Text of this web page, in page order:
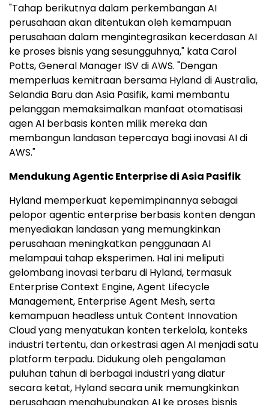
"Tahap berikutnya dalam perkembangan AI
perusahaan akan ditentukan oleh kemampuan
perusahaan dalam mengintegrasikan kecerdasan AI
ke proses bisnis yang sesungguhnya," kata Carol
Potts, General Manager ISV di AWS. "Dengan
memperluas kemitraan bersama Hyland di Australia,
Selandia Baru dan Asia Pasifik, kami membantu
pelanggan memaksimalkan manfaat otomatisasi
agen AI berbasis konten milik mereka dan
membangun landasan tepercaya bagi inovasi AI di
AWS."
Mendukung Agentic Enterprise di Asia Pasifik
Hyland memperkuat kepemimpinannya sebagai
pelopor agentic enterprise berbasis konten dengan
menyediakan landasan yang memungkinkan
perusahaan meningkatkan penggunaan AI
melampaui tahap eksperimen. Hal ini meliputi
gelombang inovasi terbaru di Hyland, termasuk
Enterprise Context Engine, Agent Lifecycle
Management, Enterprise Agent Mesh, serta
kemampuan headless untuk Content Innovation
Cloud yang menyatukan konten terkelola, konteks
industri tertentu, dan orkestrasi agen AI menjadi satu
platform terpadu. Didukung oleh pengalaman
puluhan tahun di berbagai industri yang diatur
secara ketat, Hyland secara unik memungkinkan
perusahaan menghubungkan AI ke proses bisnis